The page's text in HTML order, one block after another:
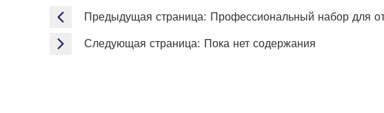
Предыдущая страница: Профессиональный набор для
Следующая страница: Пока нет содержания